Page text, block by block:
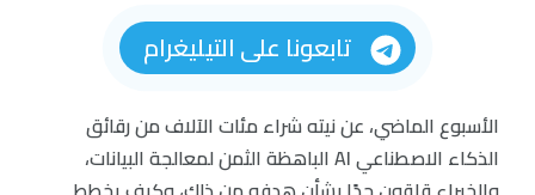
تابعونا على التيليغرام
الأسبوع الماضي، عن نيته شراء مئات الآلاف من رقائق
الذكاء الاصطناعي AI الباهظة الثمن لمعالجة البيانات،